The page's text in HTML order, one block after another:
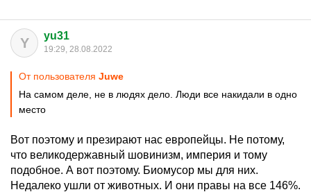
Y yu31
19:29, 28.08.2022
От пользователя Juwe
На самом деле, не в людях дело. Люди все накидали в одно
место
Вот поэтому и презирают нас европейцы. Не потому,
что великодержавный шовинизм, империя и тому
подобное. А вот поэтому. Биомусор мы для них.
Недалеко ушли от животных. И они правы на все 146%.